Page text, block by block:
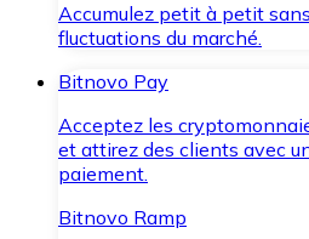
Accumulez petit à petit
fluctuations du marché.
Bitnovo Pay
Acceptez les
et attirez des clients avec
paiement.
Bitnovo Ramp